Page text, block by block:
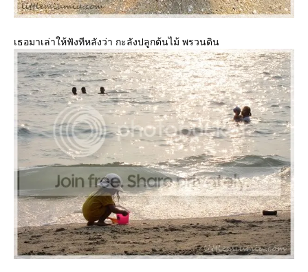
เธอมาเล่าให้ฟังทีหลังว่า กะลังปลูกต้นไม้ พรวนดิน